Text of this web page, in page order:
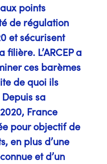
points
de régulation
et sécurisent
filière. L’ARCEP a
ces barèmes
de quoi ils
sa
France
pour objectif de
en plus d’une
et d’un